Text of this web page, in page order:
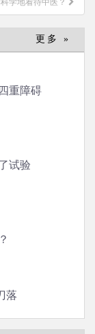
更多 »
重障碍
试验
落